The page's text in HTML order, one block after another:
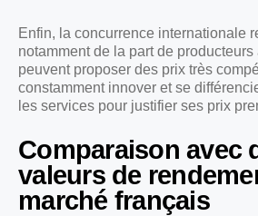
Enfin, la concurrence internationale
notamment de la part de
peuvent proposer des prix très
constamment innover et se
les services pour justifier ses prix
Comparaison avec
valeurs de
marché français